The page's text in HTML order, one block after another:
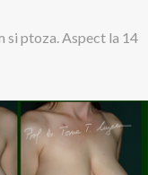
si ptoza. Aspect la 14